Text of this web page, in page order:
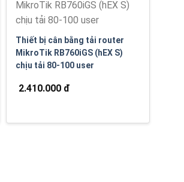
Thiết bị cân bằng tải router
MikroTik RB760iGS (hEX S)
chịu tải 80-100 user
2.410.000 đ